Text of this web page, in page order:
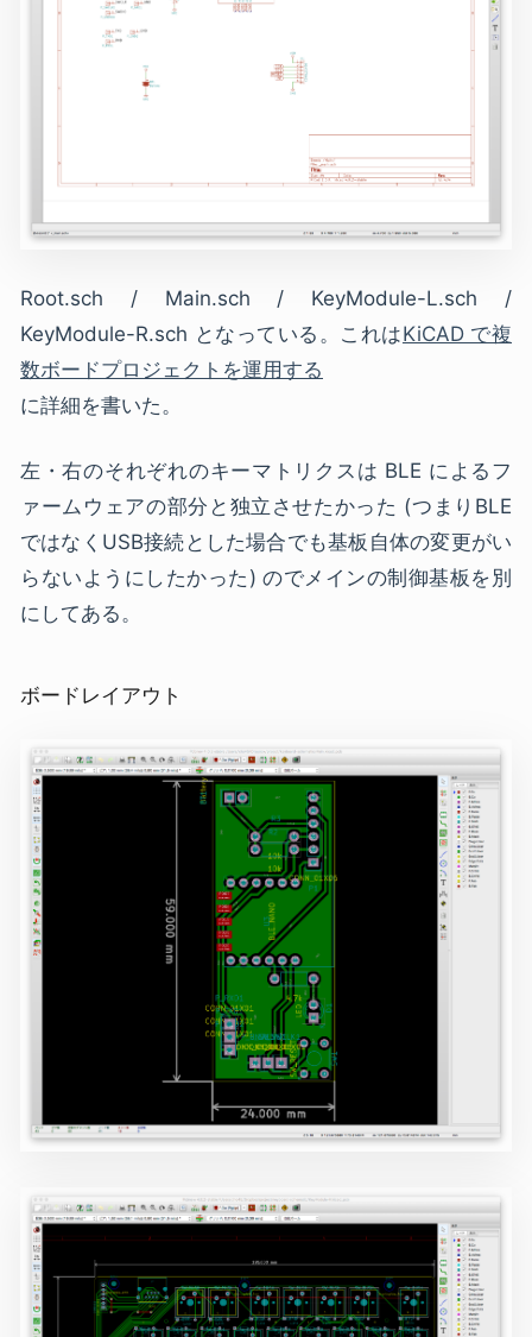
Root.sch / Main.sch / KeyModule-L.sch /
KeyModule-R.sch となっている。これはKiCAD で複
数ボードプロジェクトを運用する
に詳細を書いた。
左・右のそれぞれのキーマトリクスは BLE によるフ
ァームウェアの部分と独立させたかった (つまりBLE
ではなくUSB接続とした場合でも基板自体の変更がい
らないようにしたかった) のでメインの制御基板を別
にしてある。
ボードレイアウト